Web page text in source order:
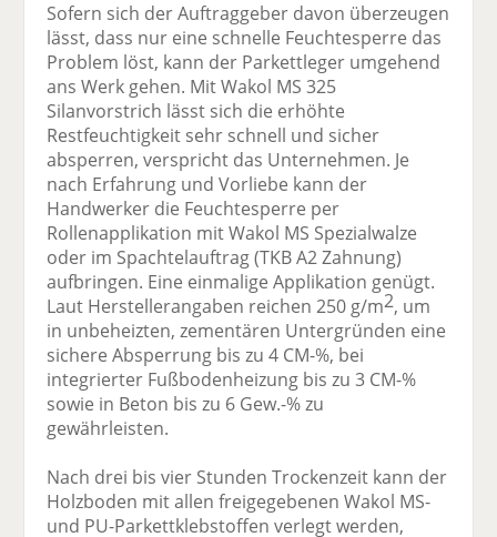
Sofern sich der Auftraggeber davon überzeugen
lässt, dass nur eine schnelle Feuchtesperre das
Problem löst, kann der Parkettleger umgehend
ans Werk gehen. Mit Wakol MS 325
Silanvorstrich lässt sich die erhöhte
Restfeuchtigkeit sehr schnell und sicher
absperren, verspricht das Unternehmen. Je
nach Erfahrung und Vorliebe kann der
Handwerker die Feuchtesperre per
Rollenapplikation mit Wakol MS Spezialwalze
oder im Spachtelauftrag (TKB A2 Zahnung)
aufbringen. Eine einmalige Applikation genügt.
Laut Herstellerangaben reichen 250 g/m2, um
in unbeheizten, zementären Untergründen eine
sichere Absperrung bis zu 4 CM-%, bei
integrierter Fußbodenheizung bis zu 3 CM-%
sowie in Beton bis zu 6 Gew.-% zu
gewährleisten.
Nach drei bis vier Stunden Trockenzeit kann der
Holzboden mit allen freigegebenen Wakol MS-
und PU-Parkettklebstoffen verlegt werden,